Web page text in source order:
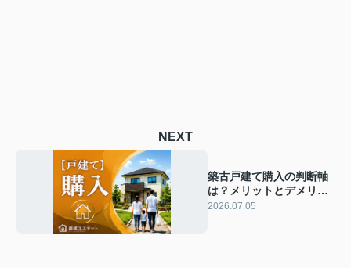
NEXT
築古戸建て購入の判断軸
は？メリットとデメリッ
トを整理して解説
2026.07.05